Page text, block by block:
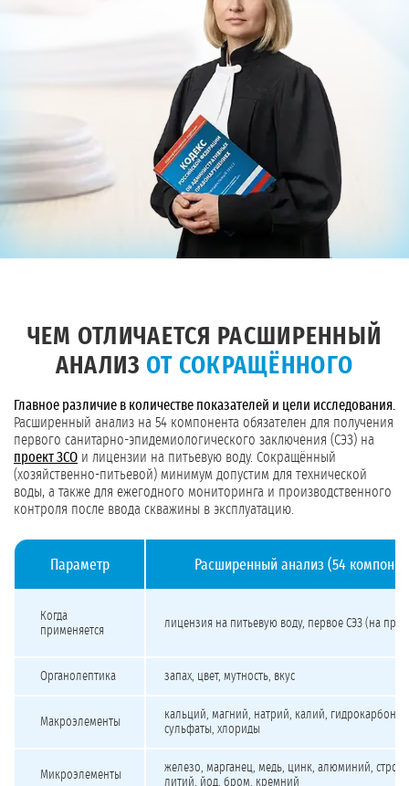
ЧЕМ ОТЛИЧАЕТСЯ РАСШИРЕННЫЙ
АНАЛИЗ ОТ СОКРАЩЁННОГО
Главное различие в количестве показателей и цели исследования.
Расширенный анализ на 54 компонента обязателен для получения
первого санитарно-эпидемиологического заключения (СЭЗ) на
проект ЗСО и лицензии на питьевую воду. Сокращённый
(хозяйственно-питьевой) минимум допустим для технической
воды, а также для ежегодного мониторинга и производственного
контроля после ввода скважины в эксплуатацию.
Параметр Расширенный анализ (54
Когда
применяется
лицензия на питьевую воду, первое СЭЗ (на
Органолептика запах, цвет, мутность, вкус
Макроэлементы
кальций, магний, натрий, калий,
сульфаты, хлориды
Микроэлементы
железо, марганец, медь, цинк, алюминий,
литий, йод, бром, кремний